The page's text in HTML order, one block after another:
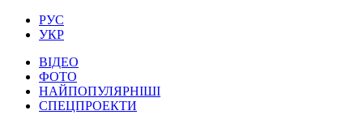
РУС
УКР
ВІДЕО
ФОТО
НАЙПОПУЛЯРНІШІ
СПЕЦПРОЕКТИ